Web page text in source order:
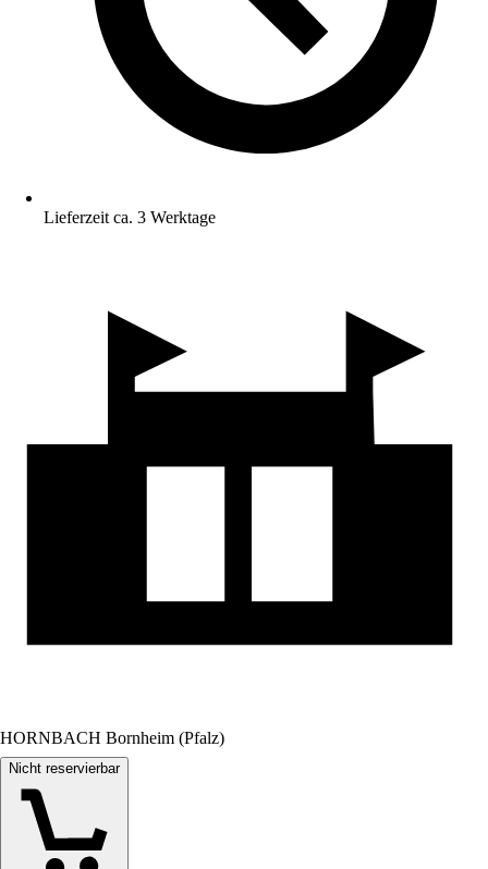
Lieferzeit ca. 3 Werktage
HORNBACH Bornheim (Pfalz)
Nicht reservierbar